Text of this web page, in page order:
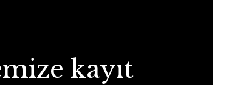
kayıt